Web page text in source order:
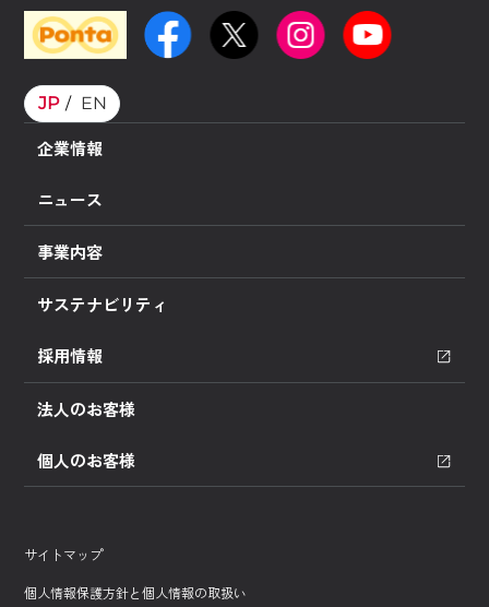
JP EN
企業情報
ニュース
事業内容
サステナビリティ
採用情報
法人のお客様
個人のお客様
サイトマップ
個人情報保護方針と個人情報の取扱い